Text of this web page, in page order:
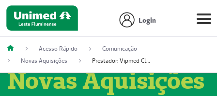
Login
Acesso Rápido
Comunicação
Novas Aquisições
Prestador: Vipmed Clínica Geral Ltda, 51004349-0 (Nome Fantasia: Policlínica Master)
Novas Aquisições